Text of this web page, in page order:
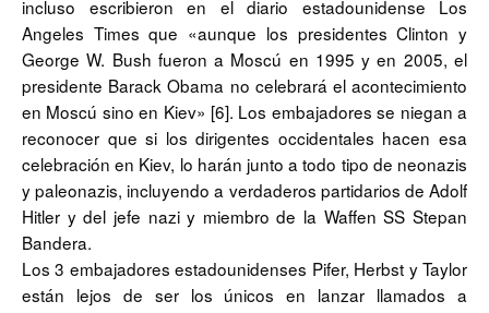
incluso escribieron en el diario estadounidense Los
Angeles Times que «aunque los presidentes Clinton y
George W. Bush fueron a Moscú en 1995 y en 2005, el
presidente Barack Obama no celebrará el acontecimiento
en Moscú sino en Kiev» [6]. Los embajadores se niegan a
reconocer que si los dirigentes occidentales hacen esa
celebración en Kiev, lo harán junto a todo tipo de neonazis
y paleonazis, incluyendo a verdaderos partidarios de Adolf
Hitler y del jefe nazi y miembro de la Waffen SS Stepan
Bandera.
Los 3 embajadores estadounidenses Pifer, Herbst y Taylor
están lejos de ser los únicos en lanzar llamados a